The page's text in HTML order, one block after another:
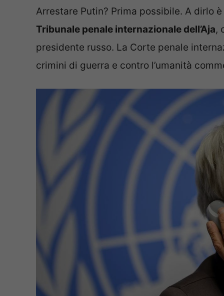
Arrestare Putin? Prima possibile. A dirlo è
Tribunale penale internazionale dell’Aja,
presidente russo. La Corte penale
crimini di guerra e contro l’umanità